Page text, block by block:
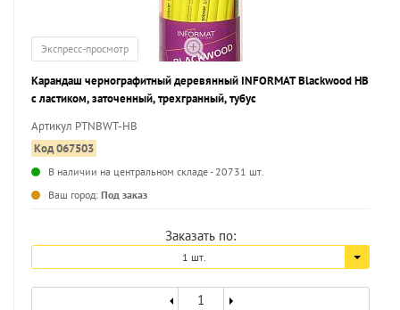
Экспресс-просмотр
Карандаш чернографитный деревянный INFORMAT Blackwood НВ
с ластиком, заточенный, трехгранный, тубус
Артикул PTNBWT-HB
Код 067503
В наличии на центральном складе - 20731 шт.
Ваш город: Под заказ
Заказать по:
1 шт.